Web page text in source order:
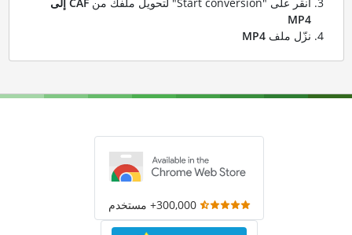
MP4
نزّل ملف MP4
300,000+ مستخدم